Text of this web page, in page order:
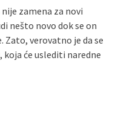
zamena za novi
nešto novo dok se on
Zato, verovatno je da se
koja će uslediti naredne